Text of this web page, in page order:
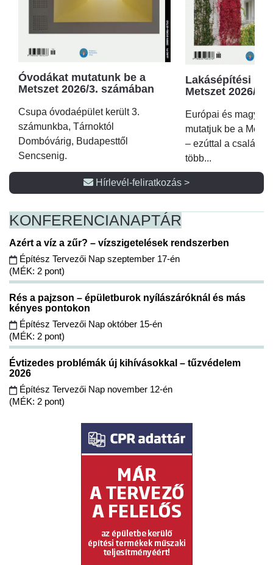
Óvodákat mutatunk be a
Metszet 2026/3. számában
Csupa óvodaépület került 3.
számunkba, Tárnoktól
Dombóvárig, Budapesttől
Sencsenig.
Lakásépítési
Metszet 2026/2.
Európai és magyar
mutatjuk be a
– ezúttal a családi
több...
Hírlevél-feliratkozás >
KONFERENCIANAPTÁR
Azért a víz a zűr? – vízszigetelések rendszerben
Építész Tervezői Nap szeptember 17-én
(MÉK: 2 pont)
Rés a pajzson – épületburok nyílászáróknál és más
kényes pontokon
Építész Tervezői Nap október 15-én
(MÉK: 2 pont)
Évtizedes problémák új kihívásokkal – tűzvédelem
2026
Építész Tervezői Nap november 12-én
(MÉK: 2 pont)